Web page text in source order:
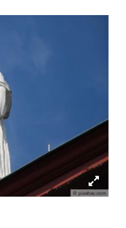
© pixabay.com